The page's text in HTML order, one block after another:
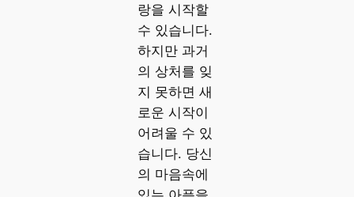
랑을 시작할
수 있습니다.
하지만 과거
의 상처를 잊
지 못하면 새
로운 시작이
어려울 수 있
습니다. 당신
의 마음속에